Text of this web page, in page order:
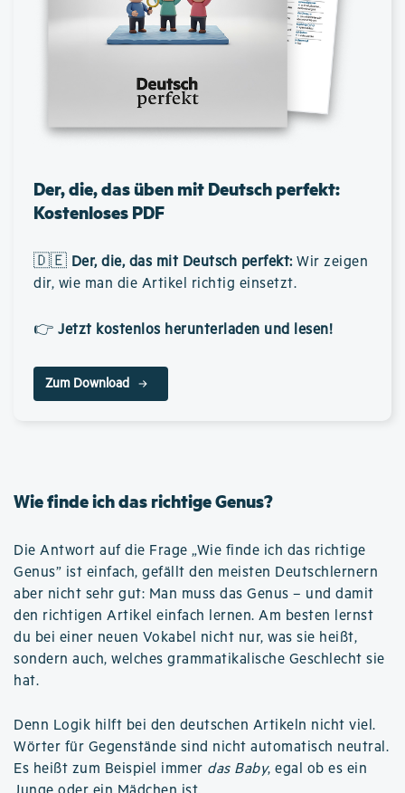
Der, die, das üben mit Deutsch perfekt:
Kostenloses PDF
🇩🇪 Der, die, das mit Deutsch perfekt: Wir zeigen
dir, wie man die Artikel richtig einsetzt.
👉 Jetzt kostenlos herunterladen und lesen!
Zum Download
Wie finde ich das richtige Genus?
Die Antwort auf die Frage „Wie finde ich das richtige
Genus” ist einfach, gefällt den meisten Deutschlernern
aber nicht sehr gut: Man muss das Genus – und damit
den richtigen Artikel einfach lernen. Am besten lernst
du bei einer neuen Vokabel nicht nur, was sie heißt,
sondern auch, welches grammatikalische Geschlecht sie
hat.
Denn Logik hilft bei den deutschen Artikeln nicht viel.
Wörter für Gegenstände sind nicht automatisch neutral.
Es heißt zum Beispiel immer das Baby, egal ob es ein